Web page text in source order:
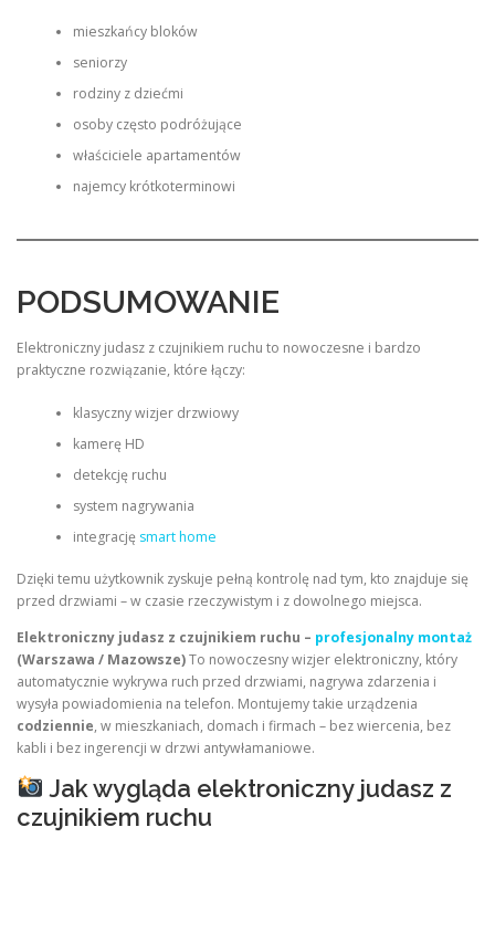
mieszkańcy bloków
seniorzy
rodziny z dziećmi
osoby często podróżujące
właściciele apartamentów
najemcy krótkoterminowi
PODSUMOWANIE
Elektroniczny judasz z czujnikiem ruchu to nowoczesne i bardzo
praktyczne rozwiązanie, które łączy:
klasyczny wizjer drzwiowy
kamerę HD
detekcję ruchu
system nagrywania
integrację smart home
Dzięki temu użytkownik zyskuje pełną kontrolę nad tym, kto znajduje się
przed drzwiami – w czasie rzeczywistym i z dowolnego miejsca.
Elektroniczny judasz z czujnikiem ruchu – profesjonalny montaż
(Warszawa / Mazowsze)To nowoczesny wizjer elektroniczny, który
automatycznie wykrywa ruch przed drzwiami, nagrywa zdarzenia i
wysyła powiadomienia na telefon. Montujemy takie urządzenia
codziennie, w mieszkaniach, domach i firmach – bez wiercenia, bez
kabli i bez ingerencji w drzwi antywłamaniowe.
Jak wygląda elektroniczny judasz z
czujnikiem ruchu